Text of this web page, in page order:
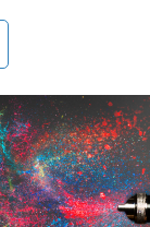
Arazi edinimi ve
süreçlerinin